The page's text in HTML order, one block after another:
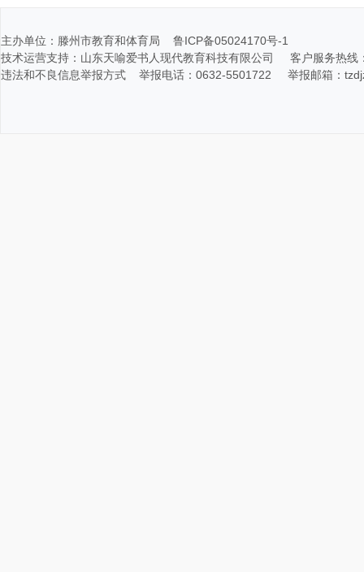
主办单位：滕州市教育和体育局 鲁ICP备05024170号-1
技术运营支持：山东天喻爱书人现代教育科技有限公司 客户服务热
违法和不良信息举报方式 举报电话：0632-5501722 举报邮箱：